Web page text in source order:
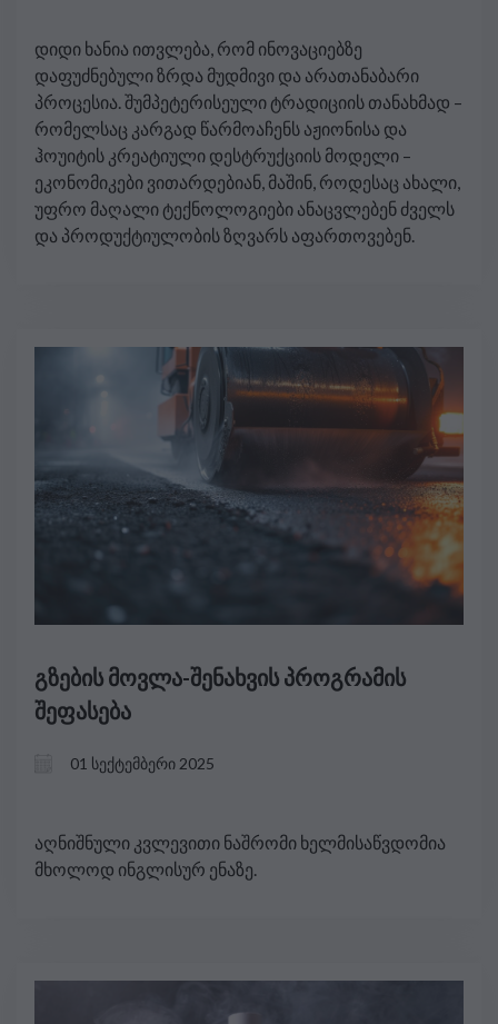
დიდი ხანია ითვლება, რომ ინოვაციებზე
დაფუძნებული ზრდა მუდმივი და არათანაბარი
პროცესია. შუმპეტერისეული ტრადიციის თანახმად –
რომელსაც კარგად წარმოაჩენს აჟიონისა და
ჰოუიტის კრეატიული დესტრუქციის მოდელი –
ეკონომიკები ვითარდებიან, მაშინ, როდესაც ახალი,
უფრო მაღალი ტექნოლოგიები ანაცვლებენ ძველს
და პროდუქტიულობის ზღვარს აფართოვებენ.
გზების მოვლა-შენახვის პროგრამის
შეფასება
01 სექტემბერი 2025
აღნიშნული კვლევითი ნაშრომი ხელმისაწვდომია
მხოლოდ ინგლისურ ენაზე.